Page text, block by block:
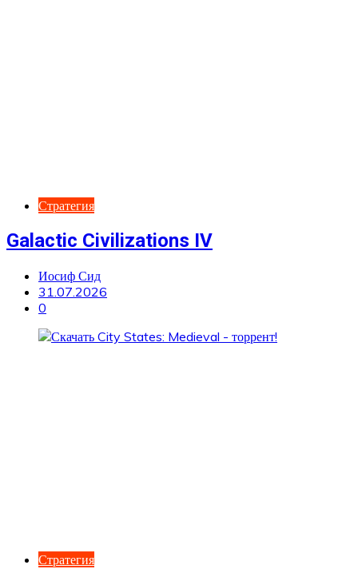
Стратегия
Galactic Civilizations IV
Иосиф Сид
31.07.2026
0
Стратегия